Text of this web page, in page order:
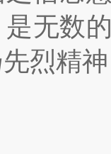
无数
烈精